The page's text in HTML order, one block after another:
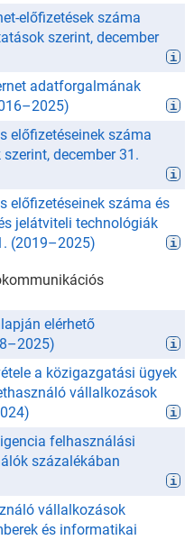
előfizetések száma
szerint, december
adatforgalmának
–2025)
előfizetéseinek száma
december 31.
előfizetéseinek száma és
jelátviteli technológiák
(2019–2025)
elérhető
–2025)
a közigazgatási ügyek
vállalkozások
)
felhasználási
százalékában
vállalkozások
és informatikai